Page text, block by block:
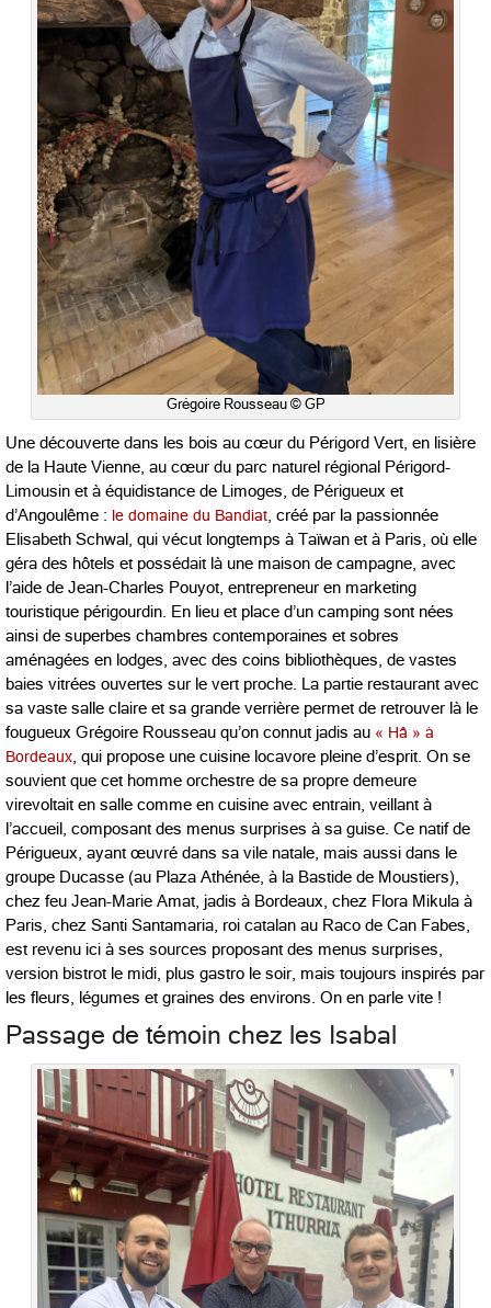
Grégoire Rousseau © GP
Une découverte dans les bois au cœur du Périgord Vert, en lisière
de la Haute Vienne, au cœur du parc naturel régional Périgord-
Limousin et à équidistance de Limoges, de Périgueux et
d’Angoulême : le domaine du Bandiat , créé par la passionnée
Elisabeth Schwal, qui vécut longtemps à Taïwan et à Paris, où elle
géra des hôtels et possédait là une maison de campagne, avec
l’aide de Jean-Charles Pouyot, entrepreneur en marketing
touristique périgourdin. En lieu et place d’un camping sont nées
ainsi de superbes chambres contemporaines et sobres
aménagées en lodges, avec des coins bibliothèques, de vastes
baies vitrées ouvertes sur le vert proche. La partie restaurant avec
sa vaste salle claire et sa grande verrière permet de retrouver là le
fougueux Grégoire Rousseau qu’on connut jadis au « Hâ » à
Bordeaux , qui propose une cuisine locavore pleine d’esprit. On se
souvient que cet homme orchestre de sa propre demeure
virevoltait en salle comme en cuisine avec entrain, veillant à
l’accueil, composant des menus surprises à sa guise. Ce natif de
Périgueux, ayant œuvré dans sa vile natale, mais aussi dans le
groupe Ducasse (au Plaza Athénée, à la Bastide de Moustiers),
chez feu Jean-Marie Amat, jadis à Bordeaux, chez Flora Mikula à
Paris, chez Santi Santamaria, roi catalan au Raco de Can Fabes,
est revenu ici à ses sources proposant des menus surprises,
version bistrot le midi, plus gastro le soir, mais toujours inspirés par
les fleurs, légumes et graines des environs. On en parle vite !
Passage de témoin chez les Isabal